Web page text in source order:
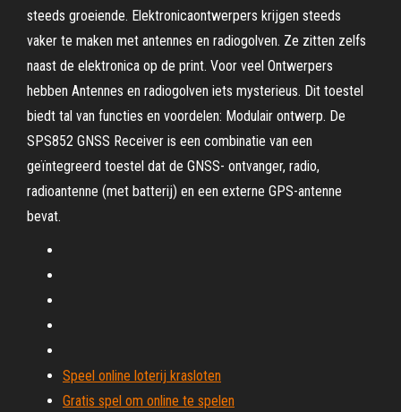
steeds groeiende. Elektronicaontwerpers krijgen steeds
vaker te maken met antennes en radiogolven. Ze zitten zelfs
naast de elektronica op de print. Voor veel Ontwerpers
hebben Antennes en radiogolven iets mysterieus. Dit toestel
biedt tal van functies en voordelen: Modulair ontwerp. De
SPS852 GNSS Receiver is een combinatie van een
geïntegreerd toestel dat de GNSS- ontvanger, radio,
radioantenne (met batterij) en een externe GPS-antenne
bevat.
Speel online loterij krasloten
Gratis spel om online te spelen